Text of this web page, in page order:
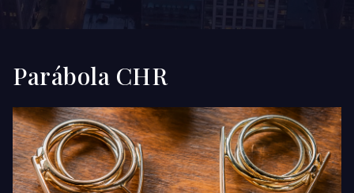
Parábola CHR